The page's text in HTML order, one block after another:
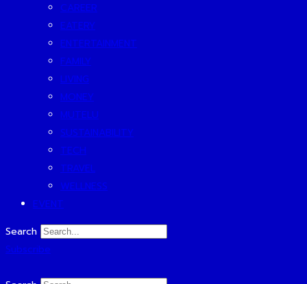
CAREER
EATERY
ENTERTAINMENT
FAMILY
LIVING
MONEY
MUTELU
SUSTAINABILITY
TECH
TRAVEL
WELLNESS
EVENT
Search
Subscribe